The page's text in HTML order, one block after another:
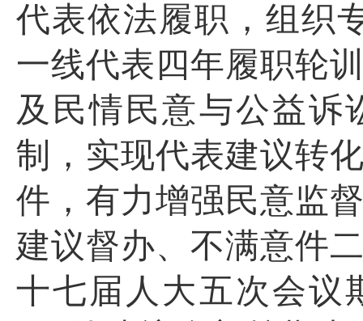
代表依法履职，组织
一线代表四年履职轮
及 民情民意与公益诉
制， 实现代表建议转
件，有力增强民意监
建议督办、不满意件
十七届人大五次会议